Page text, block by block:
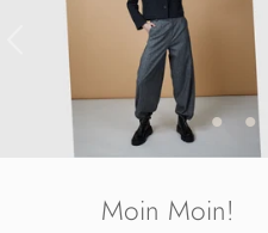
Moin Moin!